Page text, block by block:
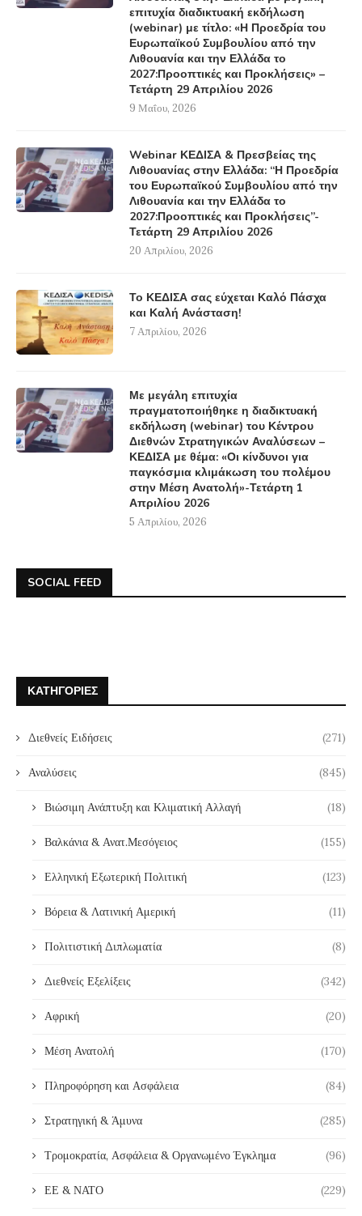
επιτυχία διαδικτυακή εκδήλωση
(webinar) με τίτλο: «Η Προεδρία του
Ευρωπαϊκού Συμβουλίου από την
Λιθουανία και την Ελλάδα το
2027:Προοπτικές και Προκλήσεις» –
Τετάρτη 29 Απριλίου 2026
9 Μαΐου, 2026
Webinar ΚΕΔΙΣΑ & Πρεσβείας της
Λιθουανίας στην Ελλάδα: “Η Προεδρία
του Ευρωπαϊκού Συμβουλίου από την
Λιθουανία και την Ελλάδα το
2027:Προοπτικές και Προκλήσεις”-
Τετάρτη 29 Απριλίου 2026
20 Απριλίου, 2026
Το ΚΕΔΙΣΑ σας εύχεται Καλό Πάσχα
και Καλή Ανάσταση!
7 Απριλίου, 2026
Με μεγάλη επιτυχία
πραγματοποιήθηκε η διαδικτυακή
εκδήλωση (webinar) του Κέντρου
Διεθνών Στρατηγικών Αναλύσεων –
ΚΕΔΙΣΑ με θέμα: «Οι κίνδυνοι για
παγκόσμια κλιμάκωση του πολέμου
στην Μέση Ανατολή»-Τετάρτη 1
Απριλίου 2026
5 Απριλίου, 2026
SOCIAL FEED
ΚΑΤΗΓΟΡΊΕΣ
Διεθνείς Ειδήσεις (271)
Αναλύσεις (845)
Βιώσιμη Ανάπτυξη και Κλιματική Αλλαγή (18)
Βαλκάνια & Ανατ.Μεσόγειος (155)
Ελληνική Εξωτερική Πολιτική (123)
Βόρεια & Λατινική Αμερική (11)
Πολιτιστική Διπλωματία (8)
Διεθνείς Εξελίξεις (342)
Αφρική (20)
Μέση Ανατολή (170)
Πληροφόρηση και Ασφάλεια (84)
Στρατηγική & Άμυνα (285)
Τρομοκρατία, Ασφάλεια & Οργανωμένο Έγκλημα (96)
ΕΕ & ΝΑΤΟ (229)